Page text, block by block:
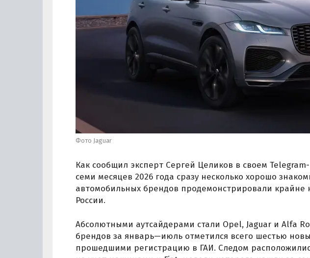
Фото Jaguar
Как сообщил эксперт Сергей Целиков в своем
семи месяцев 2026 года сразу несколько хорошо
автомобильных брендов продемонстрировали
России.
Абсолютными аутсайдерами стали Opel, Jaguar и Alfa
брендов за январь—июль отметился всего шестью
прошедшими регистрацию в ГАИ. Следом